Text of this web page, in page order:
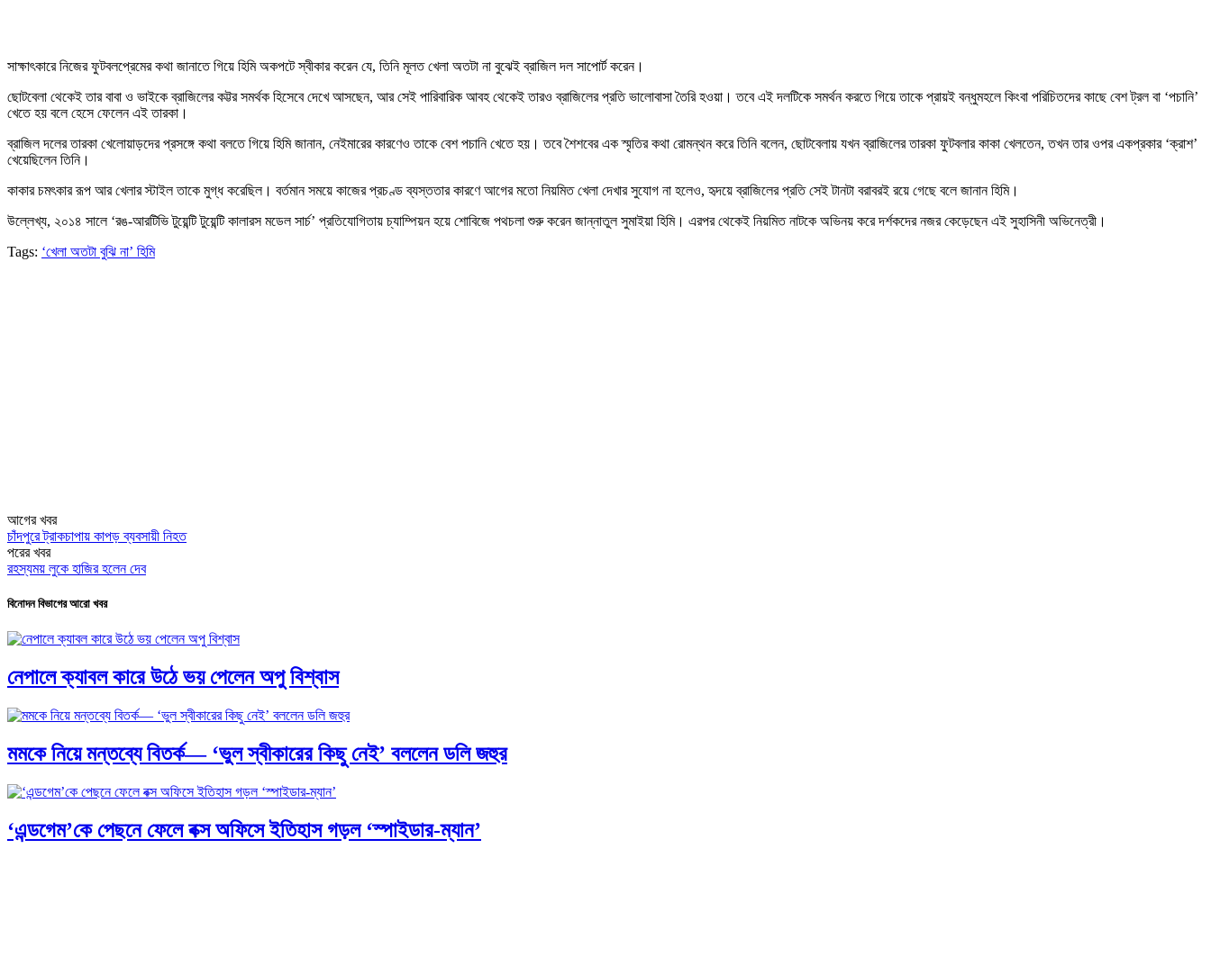
সাক্ষাৎকারে নিজের ফুটবলপ্রেমের কথা জানাতে গিয়ে হিমি অকপটে স্বীকার করেন যে, তিনি মূলত খেলা অতটা না বুঝেই ব্রাজিল দল সাপোর্ট করেন।
ছোটবেলা থেকেই তার বাবা ও ভাইকে ব্রাজিলের কট্টর সমর্থক হিসেবে দেখে আসছেন, আর সেই পারিবারিক আবহ থেকেই তারও ব্রাজিলের প্রতি ভালোবাসা তৈরি হওয়া। তবে এই দলটিকে সমর্থন করতে গিয়ে তাকে প্রায়ই বন্ধুমহলে কিংবা পরিচিতদের কাছে বেশ ট্রল বা ‘পচানি’
খেতে হয় বলে হেসে ফেলেন এই তারকা।
ব্রাজিল দলের তারকা খেলোয়াড়দের প্রসঙ্গে কথা বলতে গিয়ে হিমি জানান, নেইমারের কারণেও তাকে বেশ পচানি খেতে হয়। তবে শৈশবের এক স্মৃতির কথা রোমন্থন করে তিনি বলেন, ছোটবেলায় যখন ব্রাজিলের তারকা ফুটবলার কাকা খেলতেন, তখন তার ওপর একপ্রকার ‘ক্রাশ’
খেয়েছিলেন তিনি।
কাকার চমৎকার রূপ আর খেলার স্টাইল তাকে মুগ্ধ করেছিল। বর্তমান সময়ে কাজের প্রচণ্ড ব্যস্ততার কারণে আগের মতো নিয়মিত খেলা দেখার সুযোগ না হলেও, হৃদয়ে ব্রাজিলের প্রতি সেই টানটা বরাবরই রয়ে গেছে বলে জানান হিমি।
উল্লেখ্য, ২০১৪ সালে ‘রঙ-আরটিভি টুয়েন্টি টুয়েন্টি কালারস মডেল সার্চ’ প্রতিযোগিতায় চ্যাম্পিয়ন হয়ে শোবিজে পথচলা শুরু করেন জান্নাতুল সুমাইয়া হিমি। এরপর থেকেই নিয়মিত নাটকে অভিনয় করে দর্শকদের নজর কেড়েছেন এই সুহাসিনী অভিনেত্রী।
Tags: ‘খেলা অতটা বুঝি না’ হিমি
আগের খবর
চাঁদপুরে ট্রাকচাপায় কাপড় ব্যবসায়ী নিহত
পরের খবর
রহস্যময় লুকে হাজির হলেন দেব
বিনোদন বিভাগের আরো খবর
নেপালে ক্যাবল কারে উঠে ভয় পেলেন অপু বিশ্বাস
মমকে নিয়ে মন্তব্যে বিতর্ক— ‘ভুল স্বীকারের কিছু নেই’ বললেন ডলি জহুর
‘এন্ডগেম’কে পেছনে ফেলে বক্স অফিসে ইতিহাস গড়ল ‘স্পাইডার-ম্যান’